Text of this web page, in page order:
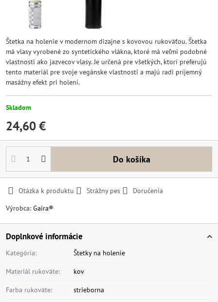
Štetka na holenie v modernom dizajne s kovovou rukoväťou. Štetka
má vlasy vyrobené zo syntetického vlákna, ktoré má veľmi podobné
vlastnosti ako jazvecov vlasy. Je určená pre všetkých, ktorí preferujú
tento materiál pre svoje vegánske vlastnosti a majú radi príjemný
masážny efekt pri holení.
Skladom
24,60 €
Do košíka
Otázka k produktu Strážny pes
Doručenia
Výrobca: Gaira®
Doplnkové informácie
Kategória: Štetky na holenie
Materiál rukoväte: kov
Farba rukoväte: strieborna